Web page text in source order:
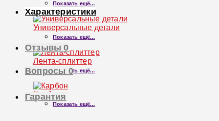
Показать ещё...
Универсальные детали
Показать ещё...
Лента-сплиттер
Показать ещё...
Карбон
Показать ещё...
Характеристики
Отзывы0
Вопросы 0
Гарантия